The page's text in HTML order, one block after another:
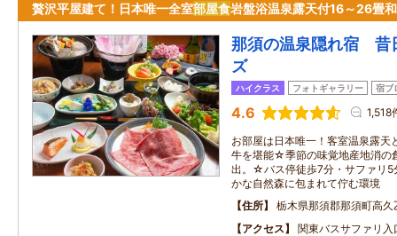
贅沢平屋建て！日本唯一全室部屋食岩盤浴温泉露天付16～26畳
那須の温泉隠れ宿
ズ
ハイクラス フォトギャラリー 宿ブ
4.6 1,518
お部屋は日本唯一！客室温泉露
牛を堪能☆季節の味覚地産地消の
出。☆バス停徒歩7分・サファリ
かな自然森に包まれて佇む環境
住所
栃木県那須郡那須町高
アクセス
関東バスサファリ